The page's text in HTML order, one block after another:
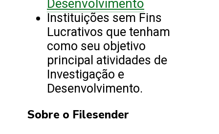
Desenvolvimento
Instituições sem Fins
Lucrativos que tenham
como seu objetivo
principal atividades de
Investigação e
Desenvolvimento.
Sobre o Filesender